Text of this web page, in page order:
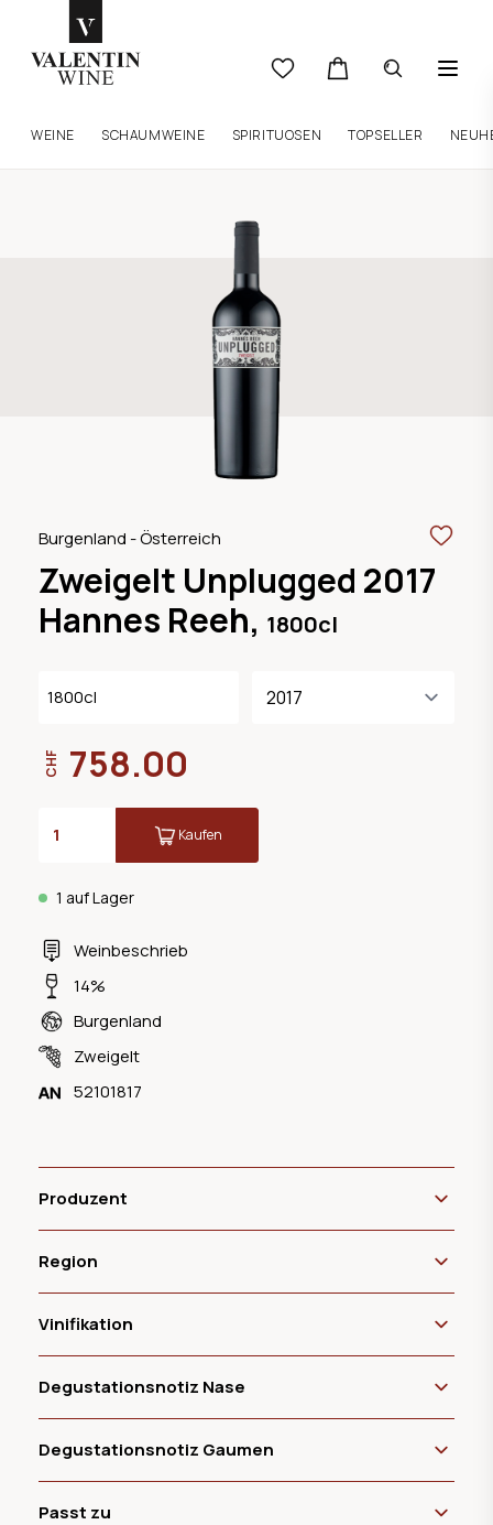
WEINE SCHAUMWEINE SPIRITUOSEN TOPSELLER
Burgenland - Österreich
Zweigelt Unplugged 2017
Hannes Reeh, 1800cl
Weinbeschrieb
14%
Burgenland
Zweigelt
52101817
1800cl
1 auf Lager
CHF 758.00
Kaufen
Produzent
Region
Vinifikation
Degustationsnotiz Nase
Degustationsnotiz Gaumen
Passt zu